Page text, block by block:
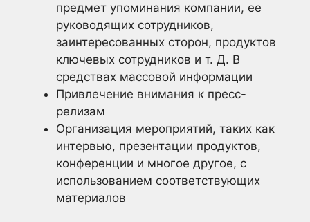
предмет упоминания компании, ее
руководящих сотрудников,
заинтересованных сторон, продуктов
ключевых сотрудников и т. Д. В
средствах массовой информации
Привлечение внимания к пресс-
релизам
Организация мероприятий, таких как
интервью, презентации продуктов,
конференции и многое другое, с
использованием соответствующих
материалов